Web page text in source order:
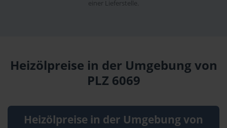
einer Lieferstelle.
Heizölpreise in der Umgebung von
PLZ 6069
Heizölpreise in der Umgebung von